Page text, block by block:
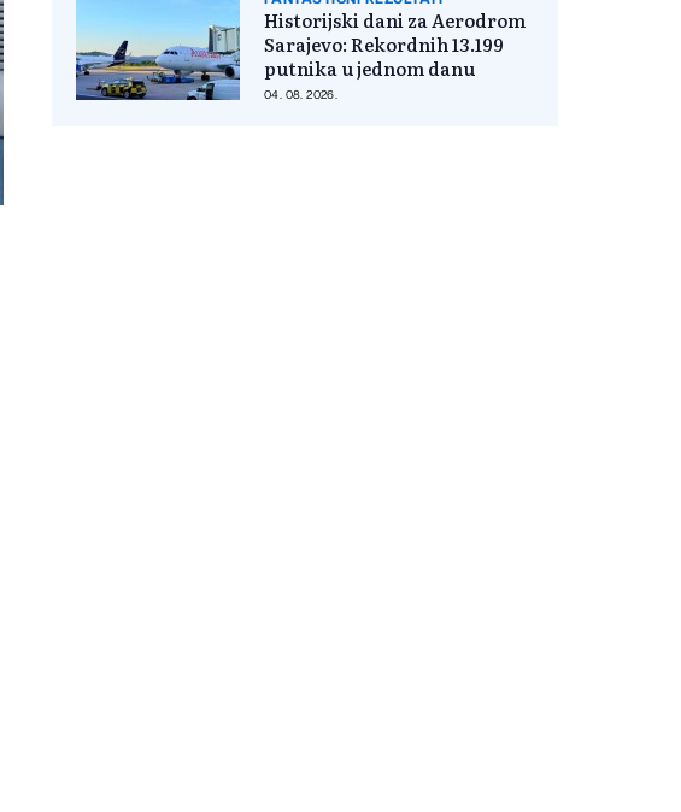
Historijski dani za Aerodrom
Sarajevo: Rekordnih 13.199
putnika u jednom danu
04. 08. 2026.